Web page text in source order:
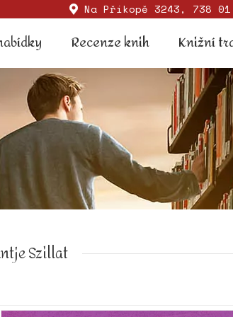
Na Příkopě 3243, 738
Recenze knih Knižní
Szillat
nabídky Recenze knih